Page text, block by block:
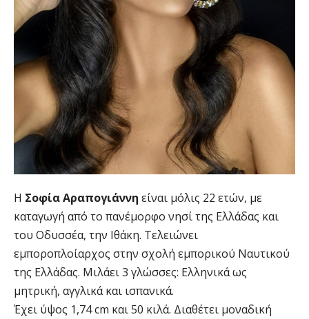
H Σοφία Αραπογιάννη είναι μόλις 22 ετών, με
καταγωγή από το πανέμορφο νησί της Ελλάδας και
του Οδυσσέα, την Ιθάκη. Τελειώνει
εμποροπλοίαρχος στην σχολή εμπορικού Ναυτικού
της Ελλάδας. Μιλάει 3 γλώσσες: Ελληνικά ως
μητρική, αγγλικά και ισπανικά.
Έχει ύψος 1,74 cm και 50 κιλά. Διαθέτει μοναδική